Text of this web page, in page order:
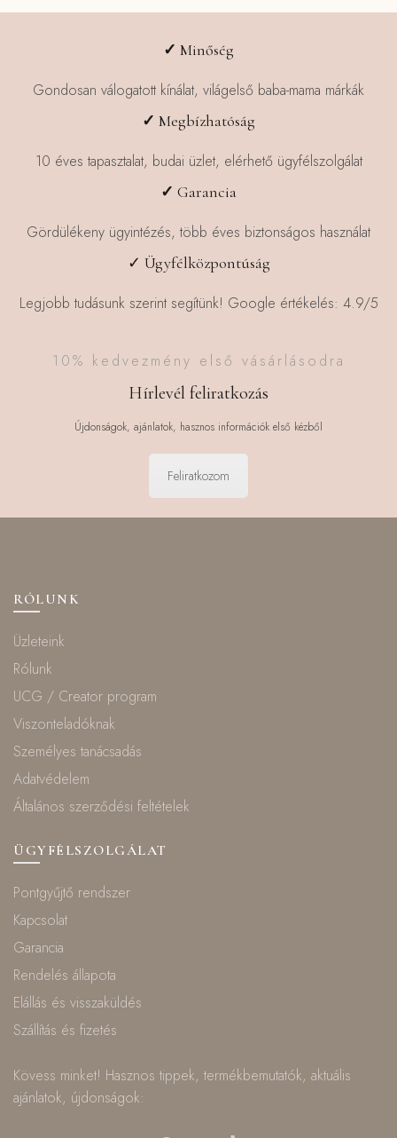
✓ Minőség
Gondosan válogatott kínálat, világelső baba-mama márkák
✓ Megbízhatóság
10 éves tapasztalat, budai üzlet, elérhető ügyfélszolgálat
✓ Garancia
Gördülékeny ügyintézés, több éves biztonságos használat
✓ Ügyfélközpontúság
Legjobb tudásunk szerint segítünk! Google értékelés: 4.9/5
10% kedvezmény első vásárlásodra
Hírlevél feliratkozás
Újdonságok, ajánlatok, hasznos információk első kézből
Feliratkozom
RÓLUNK
Üzleteink
Rólunk
UCG / Creator program
Viszonteladóknak
Személyes tanácsadás
Adatvédelem
Általános szerződési feltételek
ÜGYFÉLSZOLGÁLAT
Pontgyűjtő rendszer
Kapcsolat
Garancia
Rendelés állapota
Elállás és visszaküldés
Szállítás és fizetés
Kövess minket! Hasznos tippek, termékbemutatók, aktuális
ajánlatok, újdonságok: